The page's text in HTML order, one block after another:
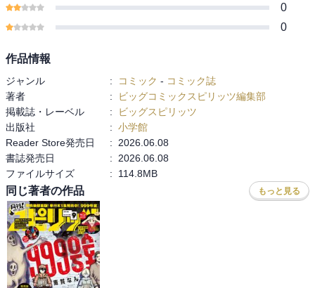
0
0
作品情報
ジャンル : コミック - コミック誌
著者
:
ビッグコミックスピリッツ編集部
掲載誌・レーベル
:
ビッグスピリッツ
出版社
: 小学館
Reader Store発売日
:
2026.06.08
書誌発売日
:
2026.06.08
ファイルサイズ
: 114.8MB
同じ著者の作品 もっと見る